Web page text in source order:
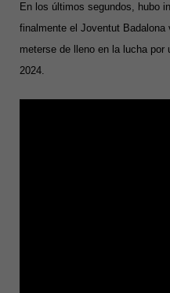
En los últimos segundos, hubo
finalmente el Joventut
meterse de lleno en la lucha por
2024.